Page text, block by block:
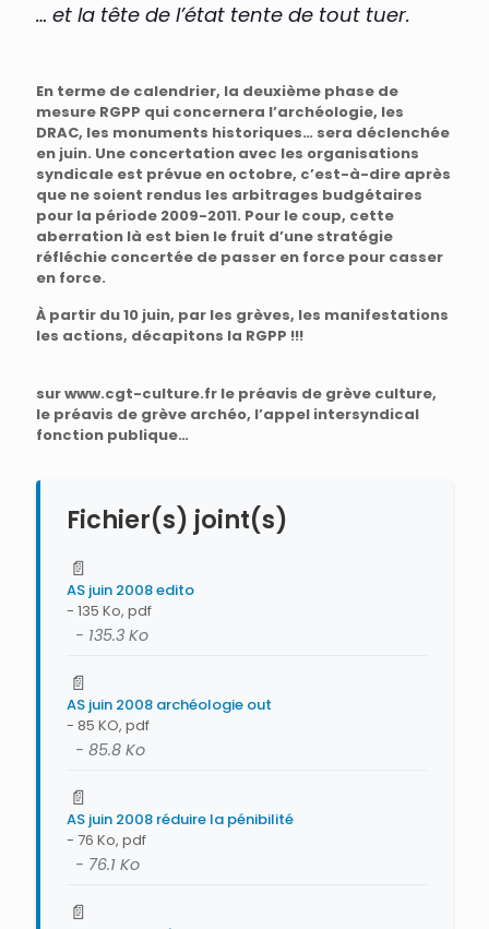
… et la tête de l’état tente de tout tuer.
En terme de calendrier, la deuxième phase de
mesure RGPP qui concernera l’archéologie, les
DRAC, les monuments historiques… sera déclenchée
en juin. Une concertation avec les organisations
syndicale est prévue en octobre, c’est-à-dire après
que ne soient rendus les arbitrages budgétaires
pour la période 2009-2011. Pour le coup, cette
aberration là est bien le fruit d’une stratégie
réfléchie concertée de passer en force pour casser
en force.
À partir du 10 juin, par les grèves, les manifestations
les actions, décapitons la RGPP !!!
sur www.cgt-culture.fr le préavis de grève culture,
le préavis de grève archéo, l’appel intersyndical
fonction publique…
Fichier(s) joint(s)
📄
AS juin 2008 edito
- 135 Ko, pdf
- 135.3 Ko
📄
AS juin 2008 archéologie out
- 85 KO, pdf
- 85.8 Ko
📄
AS juin 2008 réduire la pénibilité
- 76 Ko, pdf
- 76.1 Ko
📄